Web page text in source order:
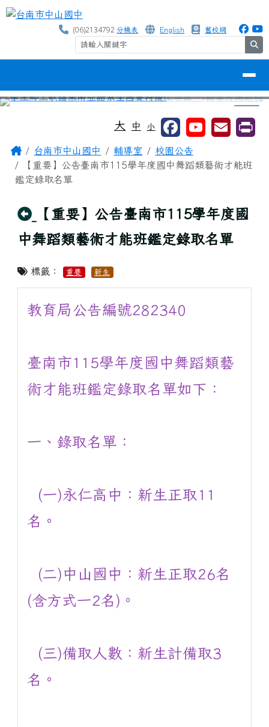
跳至主內容區
台南市中山國中
(06)2134792分機表 English 舊校網
⏸
大 中 小
主內容區域
Home台南市中山國中 輔導室
校園公告
【重要】公告臺南市115學年度國中舞蹈類藝術才能班
鑑定錄取名單
回上頁
【重要】公告臺南市115學年度國
中舞蹈類藝術才能班鑑定錄取名單
標籤： 重要 新生
教育局公告編號282340
臺南市115學年度國中舞蹈類藝
術才能班鑑定錄取名單如下：
一、錄取名單：
(一)永仁高中：新生正取11
名。
(二)中山國中：新生正取26名
(含方式一2名)。
(三)備取人數：新生計備取3
名。
頁尾區域